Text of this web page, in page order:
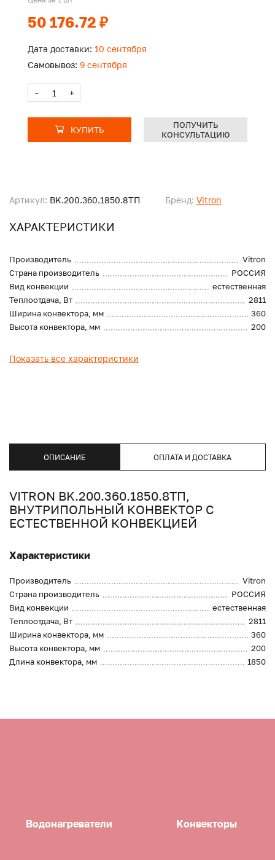
Артикул: BK.200.360.1850.8ТП Бренд: Vitron
ХАРАКТЕРИСТИКИ
Производитель
Vitron
Страна производитель
РОССИЯ
Вид конвекции
естественная
Теплоотдача, Вт
2811
Ширина конвектора, мм
360
Высота конвектора, мм
200
Показать все характеристики
50 176.72 ₽
Дата доставки: 10 сентября
Самовывоз: 9 сентября
- +
КУПИТЬ
ПОЛУЧИТЬ
КОНСУЛЬТАЦИЮ
ОПИСАНИЕ ОПЛАТА И ДОСТАВКА
VITRON BK.200.360.1850.8ТП,
ВНУТРИПОЛЬНЫЙ КОНВЕКТОР С
ЕСТЕСТВЕННОЙ КОНВЕКЦИЕЙ
Характеристики
Производитель
Vitron
Страна производитель
РОССИЯ
Вид конвекции
естественная
Теплоотдача, Вт
2811
Ширина конвектора, мм
360
Высота конвектора, мм
200
Длина конвектора, мм
1850
Водонагреватели Конвекторы